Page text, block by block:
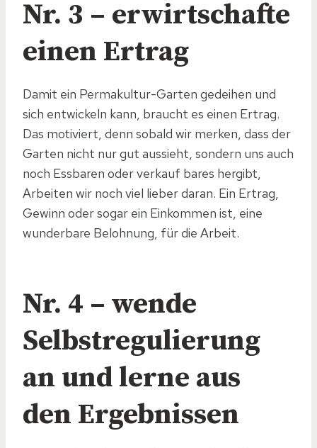
Nr. 3 – erwirtschafte
einen Ertrag
Damit ein Permakultur-Garten gedeihen und
sich entwickeln kann, braucht es einen Ertrag.
Das motiviert, denn sobald wir merken, dass der
Garten nicht nur gut aussieht, sondern uns auch
noch Essbaren oder verkauf bares hergibt,
Arbeiten wir noch viel lieber daran. Ein Ertrag,
Gewinn oder sogar ein Einkommen ist, eine
wunderbare Belohnung, für die Arbeit.
Nr. 4 – wende
Selbstregulierung
an und lerne aus
den Ergebnissen